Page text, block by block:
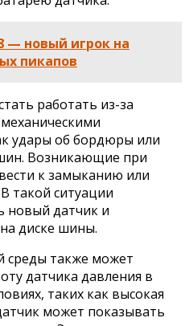
— новый игрок на
пикапов
работать из-за
удары об бордюры или
Возникающие при
к замыканию или
такой ситуации
новый датчик и
диске шины.
среды также может
датчика давления в
таких как высокая
может показывать